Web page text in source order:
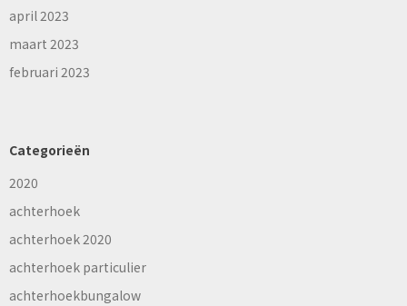
april 2023
maart 2023
februari 2023
Categorieën
2020
achterhoek
achterhoek 2020
achterhoek particulier
achterhoekbungalow